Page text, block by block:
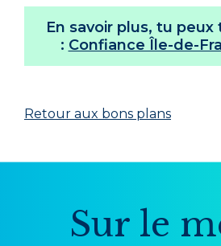
En savoir plus, tu
: Confiance Île-de-
Retour aux bons plans
Sur le